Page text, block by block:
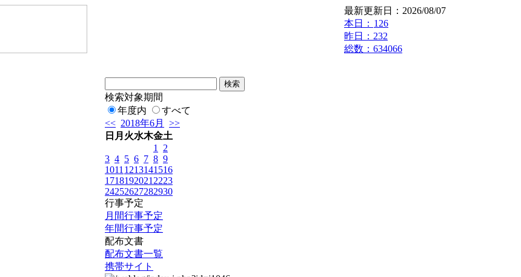
最新更新日：2026/08/07
本日： 126
昨日：232
総数：634066
検索対象期間
年度内
すべて
<< 2018年6月
>>
日 月 火水木金土
1
2
3 4 5 6 7 8 9
1011 1213141516
1718192021 2223
24252627282930
行事予定
月間行事予定
年間行事予定
配布文書
配布文書一覧
携帯サイト